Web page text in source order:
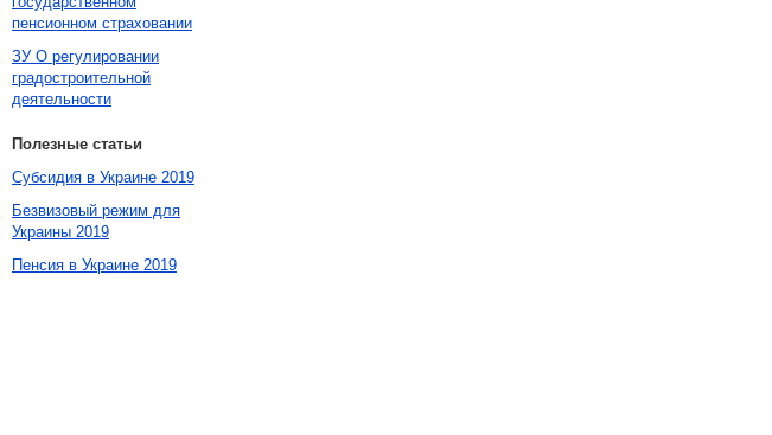
пенсионном страховании
ЗУ О регулировании
градостроительной
деятельности
Полезные статьи
Субсидия в Украине 2019
Безвизовый режим для
Украины 2019
Пенсия в Украине 2019